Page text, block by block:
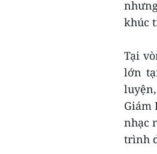
khúc
Tại
lớn
Giám
nhạc
trình